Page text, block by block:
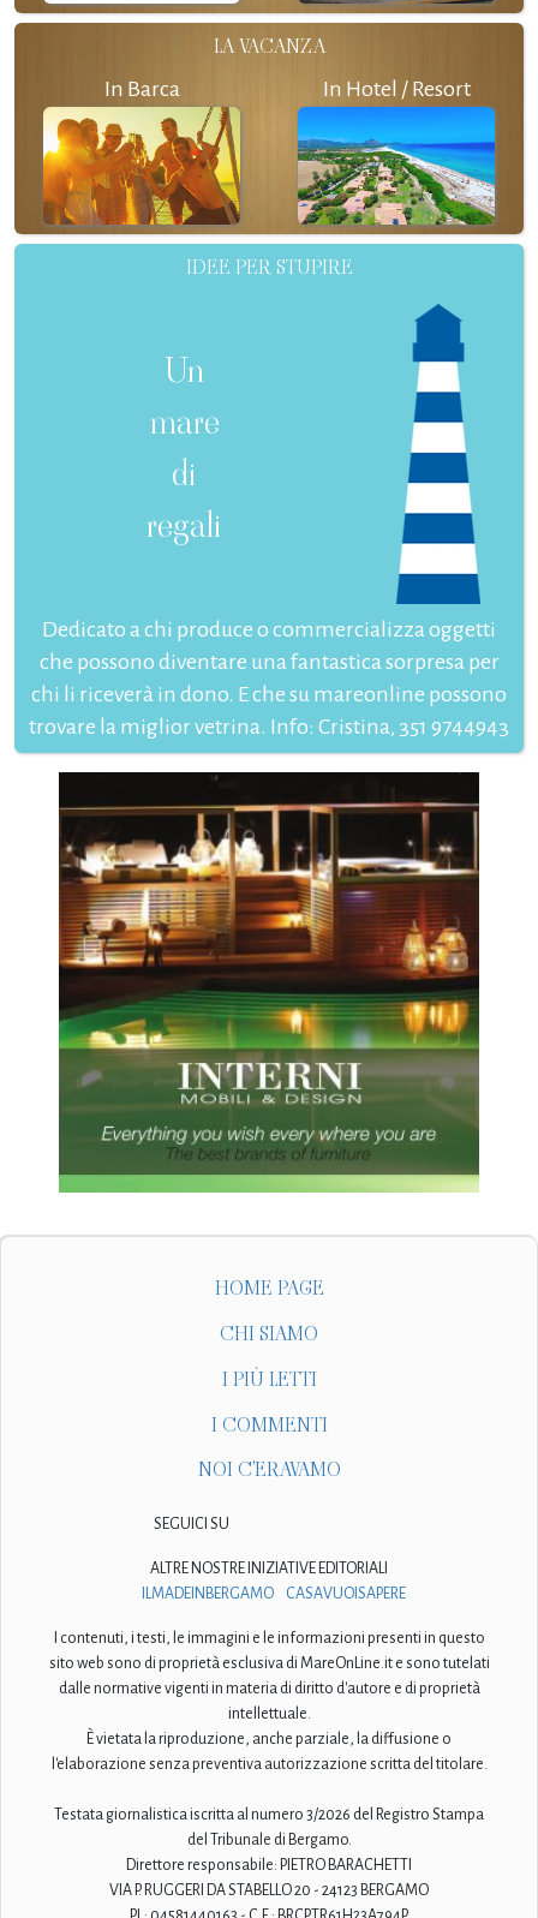
LA VACANZA
In Barca In Hotel / Resort
IDEE PER STUPIRE
Un
mare
di
regali
Dedicato a chi produce o commercializza oggetti
che possono diventare una fantastica sorpresa per
chi li riceverà in dono. E che su mareonline possono
trovare la miglior vetrina. Info: Cristina, 351 9744943
HOME PAGE
CHI SIAMO
I PIÙ LETTI
I COMMENTI
NOI C'ERAVAMO
SEGUICI SU
ALTRE NOSTRE INIZIATIVE EDITORIALI
ILMADEINBERGAMO
CASAVUOISAPERE
I contenuti, i testi, le immagini e le informazioni presenti in questo
sito web sono di proprietà esclusiva di MareOnLine.it e sono tutelati
dalle normative vigenti in materia di diritto d'autore e di proprietà
intellettuale.
È vietata la riproduzione, anche parziale, la diffusione o
l'elaborazione senza preventiva autorizzazione scritta del titolare.
Testata giornalistica iscritta al numero 3/2026 del Registro Stampa
del Tribunale di Bergamo.
Direttore responsabile: PIETRO BARACHETTI
VIA P. RUGGERI DA STABELLO 20 - 24123 BERGAMO